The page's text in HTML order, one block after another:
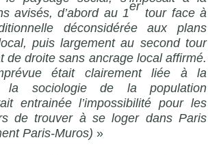
avisés, d’abord au 1er tour face à
déconsidérée aux plans
puis largement au second tour
de droite sans ancrage local affirmé.
était clairement liée à la
la sociologie de la population
entrainée l’impossibilité pour les
de trouver à se loger dans Paris
Paris-Muros) »